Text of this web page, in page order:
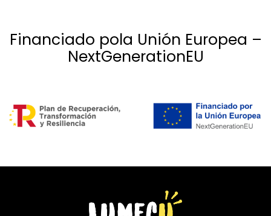
Financiado pola Unión Europea –
NextGenerationEU